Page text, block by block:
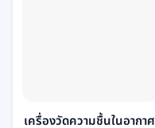
เครื่องวัดความชื้นในอากาศ